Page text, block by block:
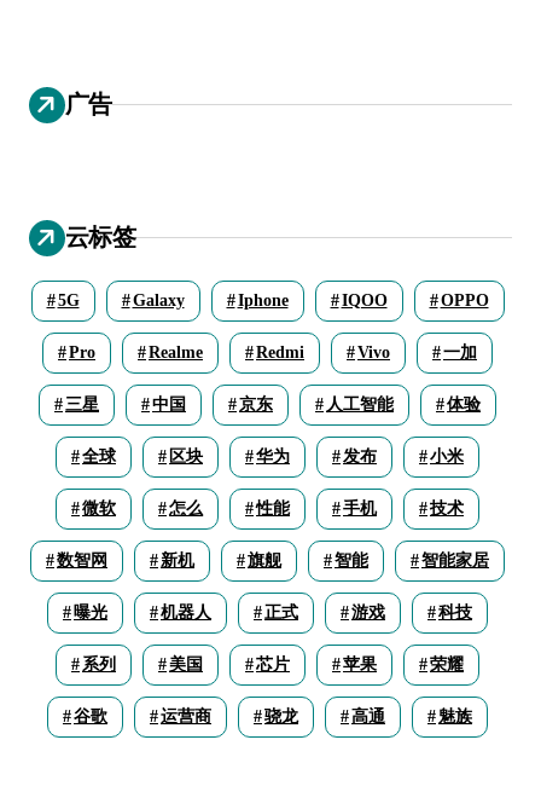
广告
云标签
5G Galaxy Iphone IQOO OPPO
Pro Realme Redmi Vivo 一加
三星 中国 京东 人工智能 体验
全球 区块 华为 发布 小米
微软 怎么 性能 手机 技术
数智网 新机 旗舰 智能 智能家居
曝光 机器人 正式 游戏 科技
系列 美国 芯片 苹果 荣耀
谷歌 运营商 骁龙 高通 魅族